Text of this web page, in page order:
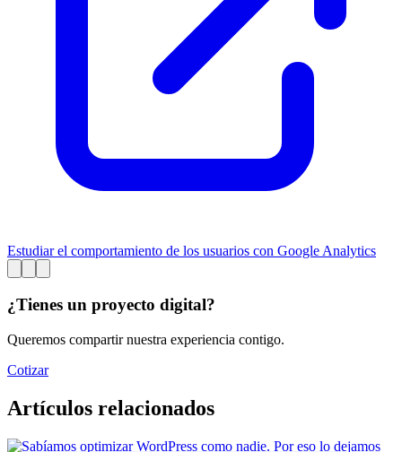
Estudiar el comportamiento de los usuarios con Google Analytics
¿Tienes un proyecto digital?
Queremos compartir nuestra experiencia contigo.
Cotizar
Artículos relacionados